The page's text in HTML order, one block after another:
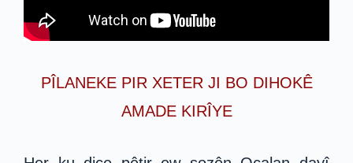
PÎLANEKE PIR XETER JI BO DIHOKÊ
AMADE KIRÎYE